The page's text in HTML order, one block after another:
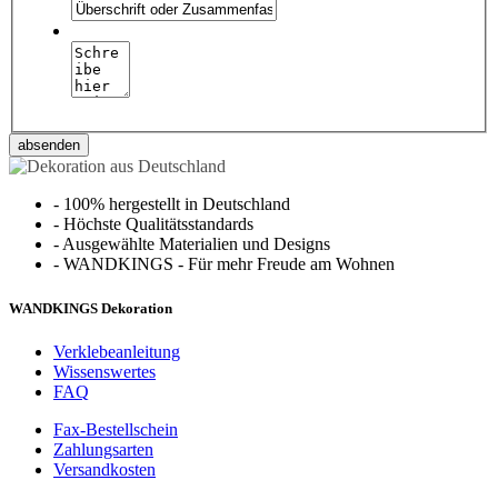
absenden
- 100% hergestellt in Deutschland
- Höchste Qualitätsstandards
-Ausgewählte Materialien und Designs
- WANDKINGS - Für mehr Freude am Wohnen
WANDKINGS Dekoration
Verklebeanleitung
Wissenswertes
FAQ
Fax-Bestellschein
Zahlungsarten
Versandkosten